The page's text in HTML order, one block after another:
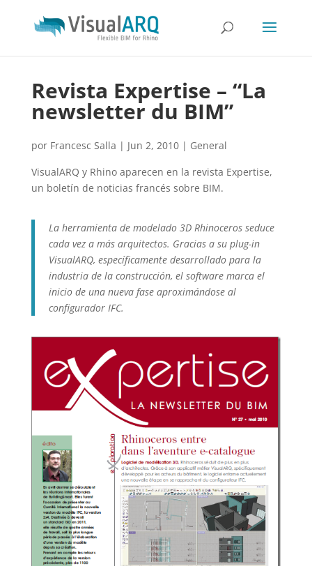
Revista Expertise – “La
newsletter du BIM”
por Francesc Salla | Jun 2, 2010| General
VisualARQ y Rhino aparecen en la revista Expertise,
un boletín de noticias francés sobre BIM.
La herramienta de modelado 3D Rhinoceros seduce
cada vez a más arquitectos. Gracias a su plug-in
VisualARQ, específicamente desarrollado para la
industria de la construcción, el software marca el
inicio de una nueva fase aproximándose al
configurador IFC.